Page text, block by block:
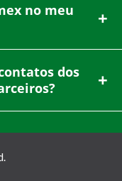
no meu
dos